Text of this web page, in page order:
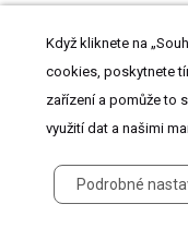
Záver
Naša prospektívna
diabetickej neuropatie
a mladých dospelých s
jedná o subklinické
Když kliknete na
cookies, poskytnete
zařízení a pomůže to
využití dat a našimi
Podrobné